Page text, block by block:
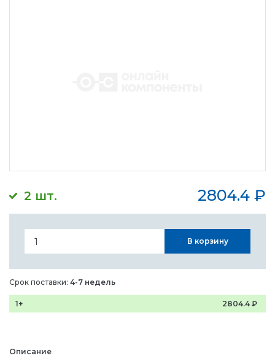
2 шт. 2804.4 ₽
Описание
В корзину
Срок поставки: 4-7 недель
1+ 2804.4 ₽